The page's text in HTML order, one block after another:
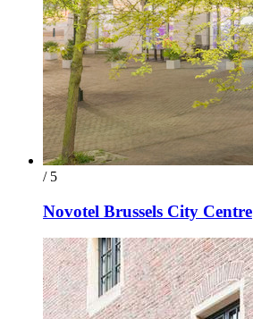
/ 5
Novotel Brussels City Centre